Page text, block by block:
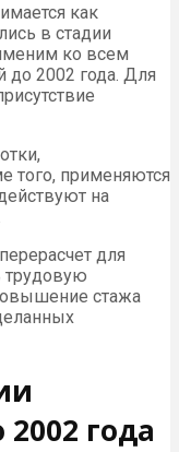
как
в стадии
ко всем
2002 года. Для
того, применяются
на
для
стажа
года